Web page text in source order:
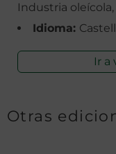
Industria oleícola,
Idioma:
Ir a
Otras